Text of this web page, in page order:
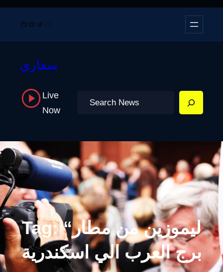
Facebook
YouTube
TwitterInstagram
سفاري
Live
Now
Search
Tag:“ليموزين من مطار
برج العرب الي اسكندرية